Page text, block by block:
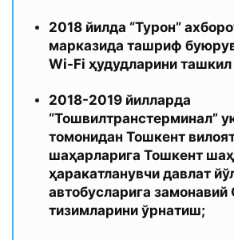
2018 йилда “Турон”
марказида ташриф
Wi-Fi ҳудудларини
2018-2019 йилларда
“Тошвилтранстерминал”
томонидан Тошкент
шаҳарларига Тошкент
ҳаракатланувчи давлат
автобусларига замонавий
тизимларини ўрнатиш;